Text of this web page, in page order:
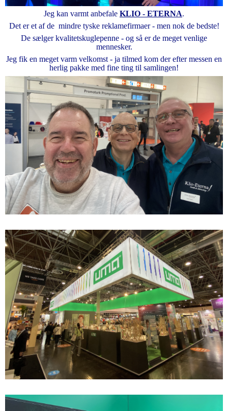
Jeg kan varmt anbefale KLIO - ETERNA.
Det er et af de mindre tyske reklamefirmaer - men nok de bedste!
De sælger kvalitetskuglepenne - og så er de meget venlige
mennesker.
Jeg fik en meget varm velkomst - ja tilmed kom der efter messen en
herlig pakke med fine ting til samlingen!